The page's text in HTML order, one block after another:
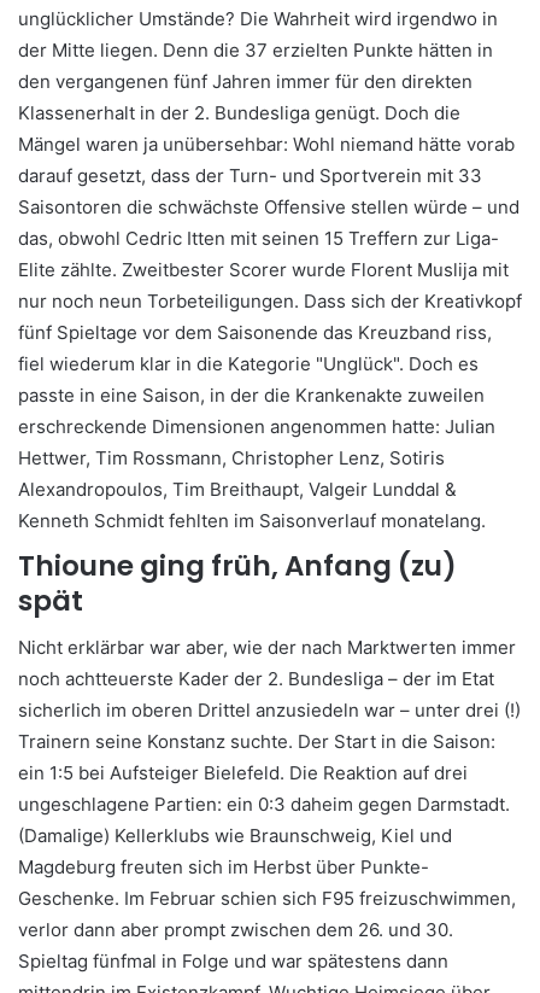
unglücklicher Umstände? Die Wahrheit wird irgendwo in
der Mitte liegen. Denn die 37 erzielten Punkte hätten in
den vergangenen fünf Jahren immer für den direkten
Klassenerhalt in der 2. Bundesliga genügt. Doch die
Mängel waren ja unübersehbar: Wohl niemand hätte vorab
darauf gesetzt, dass der Turn- und Sportverein mit 33
Saisontoren die schwächste Offensive stellen würde – und
das, obwohl Cedric Itten mit seinen 15 Treffern zur Liga-
Elite zählte. Zweitbester Scorer wurde Florent Muslija mit
nur noch neun Torbeteiligungen. Dass sich der Kreativkopf
fünf Spieltage vor dem Saisonende das Kreuzband riss,
fiel wiederum klar in die Kategorie "Unglück". Doch es
passte in eine Saison, in der die Krankenakte zuweilen
erschreckende Dimensionen angenommen hatte: Julian
Hettwer, Tim Rossmann, Christopher Lenz, Sotiris
Alexandropoulos, Tim Breithaupt, Valgeir Lunddal &
Kenneth Schmidt fehlten im Saisonverlauf monatelang.
Thioune ging früh, Anfang (zu)
spät
Nicht erklärbar war aber, wie der nach Marktwerten immer
noch achtteuerste Kader der 2. Bundesliga – der im Etat
sicherlich im oberen Drittel anzusiedeln war – unter drei (!)
Trainern seine Konstanz suchte. Der Start in die Saison:
ein 1:5 bei Aufsteiger Bielefeld. Die Reaktion auf drei
ungeschlagene Partien: ein 0:3 daheim gegen Darmstadt.
(Damalige) Kellerklubs wie Braunschweig, Kiel und
Magdeburg freuten sich im Herbst über Punkte-
Geschenke. Im Februar schien sich F95 freizuschwimmen,
verlor dann aber prompt zwischen dem 26. und 30.
Spieltag fünfmal in Folge und war spätestens dann